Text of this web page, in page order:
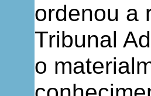
ordenou a
Tribunal
o